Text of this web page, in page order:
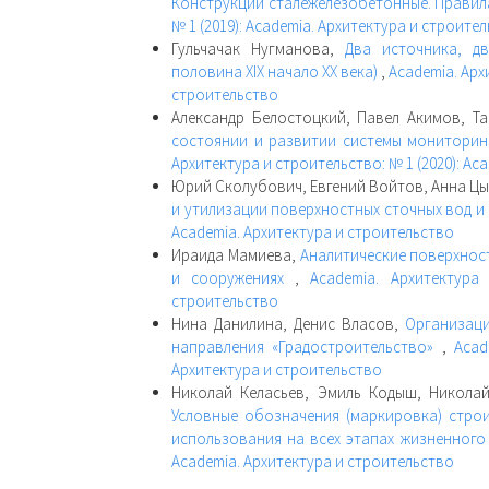
№ 1 (2019): Academia. Архитектура и
Гульчачак Нугманова, Два источника,
половина XIX начало XX века) Academia.
строительство
Александр Белостоцкий, Павел Акимов,
состоянии и развитии системы
Архитектура и строительство: № 1 (2020):
Юрий Сколубович, Евгений Войтов, Анна
и утилизации поверхностных сточных вод
Academia. Архитектура и строительство
Ираида Мамиева, Аналитические
и сооружениях
,Academia.
строительство
Нина Данилина, Денис Власов,
направления «Градостроительство»
,
Архитектура и строительство
Николай Келасьев, Эмиль Кодыш,
Условные обозначения (маркировка)
использования на всех этапах
Academia. Архитектура и строительство